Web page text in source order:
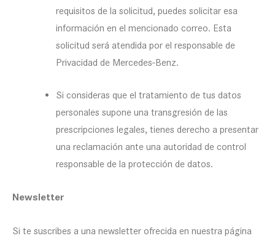
requisitos de la solicitud, puedes solicitar esa
información en el mencionado correo. Esta
solicitud será atendida por el responsable de
Privacidad de Mercedes-Benz.
Si consideras que el tratamiento de tus datos
personales supone una transgresión de las
prescripciones legales, tienes derecho a presentar
una reclamación ante una autoridad de control
responsable de la protección de datos.
Newsletter
Si te suscribes a una newsletter ofrecida en nuestra página